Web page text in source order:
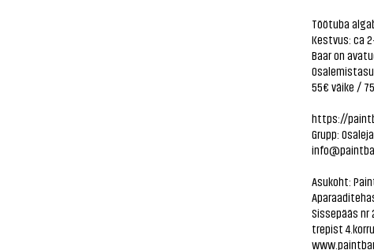
Töötuba
Kestvus: ca
Baar on
55€ väike /
https://
Grupp:
Asukoht:
Sissepääs
trepist